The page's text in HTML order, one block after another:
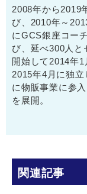
2008年から2019
び、2010年～
にGCS銀座コー
び、延べ300人と
開始して2014年1
2015年4月に独
に物販事業に参
を展開。
関連記事